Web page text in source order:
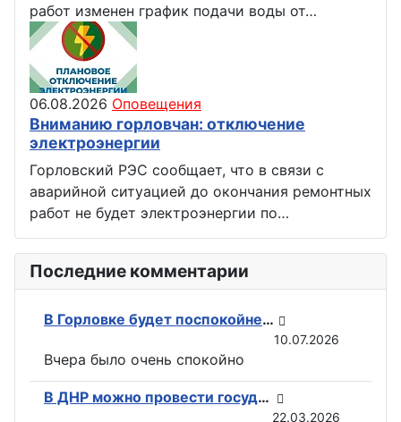
работ изменен график подачи воды от…
06.08.2026 Оповещения
Вниманию горловчан: отключение
электроэнергии
Горловский РЭС сообщает, что в связи с
аварийной ситуацией до окончания ремонтных
работ не будет электроэнергии по…
Последние комментарии
В Горловке будет поспокойней: ВС РФ возвели флаги на всех ключевых точках при освобождении Константиновки
10.07.2026
Вчера было очень спокойно
В ДНР можно провести государственную регистрацию прав на недвижимость в электронном виде
22.03.2026